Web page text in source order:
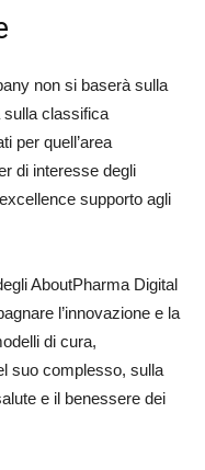
non si baserà sulla
sulla classifica
per quell’area
di interesse degli
supporto agli
AboutPharma Digital
l’innovazione e la
di cura,
suo complesso, sulla
e il benessere dei